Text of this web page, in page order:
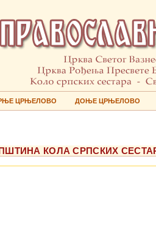
ЦРЊЕЛОВО ДОЊЕ ЦРЊЕЛОВО
КОЛА СРПСКИХ